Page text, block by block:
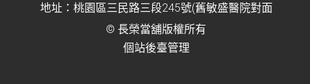
地址：桃園區三民路三段245號(舊敏盛醫院對面
© 長榮當舖版權所有
個站後臺管理